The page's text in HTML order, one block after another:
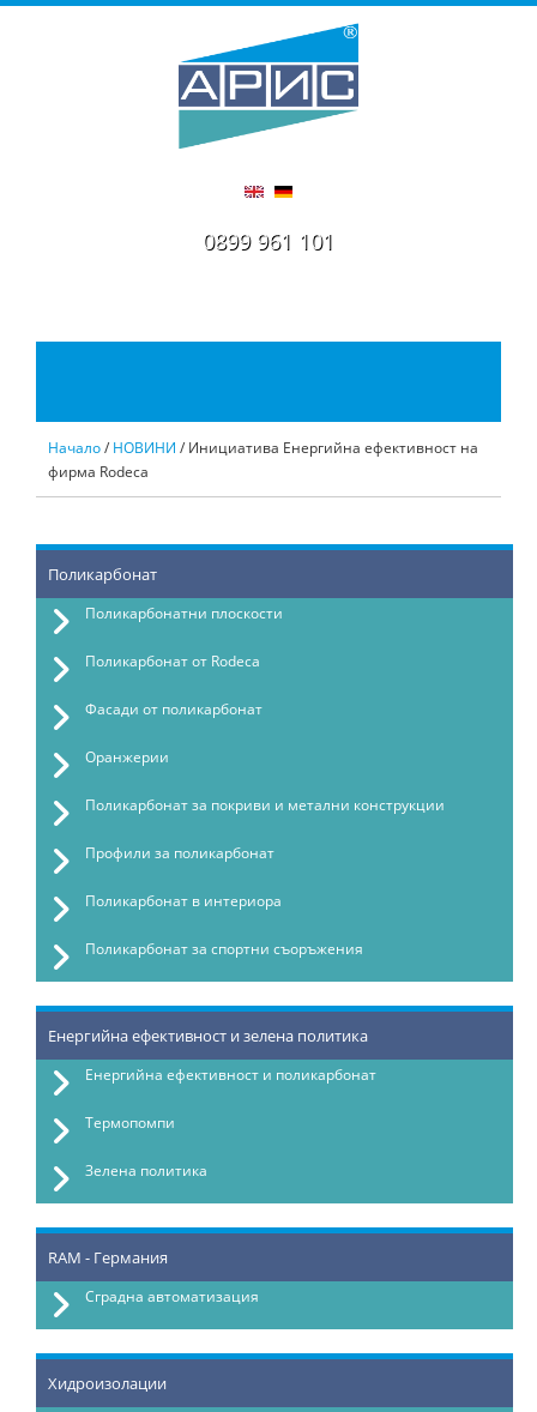
0899 961 101
Начало/ НОВИНИ / Инициатива Енергийна ефективност на
фирма Rodeca
Поликарбонат
Поликарбонатни плоскости
Поликарбонат от Rodeca
Фасади от поликарбонат
Оранжерии
Поликарбонат за покриви и метални конструкции
Профили за поликарбонат
Поликарбонат в интериора
Поликарбонат за спортни съоръжения
Енергийна ефективност и зелена политика
Енергийна ефективност и поликарбонат
Термопомпи
Зелена политика
RAM - Германия
Сградна автоматизация
Хидроизолации